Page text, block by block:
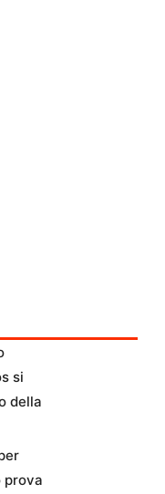
si
della
prova